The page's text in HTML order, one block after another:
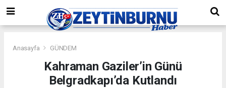
Anasayfa GÜNDEM
Kahraman Gaziler’in Günü
Belgradkapı’da Kutlandı